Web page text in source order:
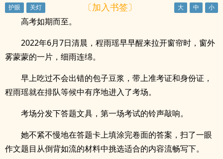
〔加入书签〕
高考如期而至。
2022年6月7日清晨，程雨瑶早早醒来拉开窗帘时，窗外
雾蒙蒙的一片，细雨连绵。
早上吃过不会出错的包子豆浆，带上准考证和身份证，
程雨瑶就在排队等候中有序地进入了考场。
考场分发下答题文具，第一场考试的铃声敲响。
她不紧不慢地在答题卡上填涂完卷面的答案，扫了一眼
作文题目从倒背如流的材料中挑选适合的内容流畅写下。